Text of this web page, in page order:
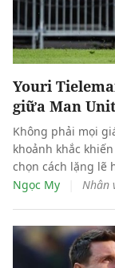
Youri
giữa Man
Không phải mọi
khoảnh khắc
chọn cách lặng lẽ
người đúng lúc,
Ngọc My Nhân